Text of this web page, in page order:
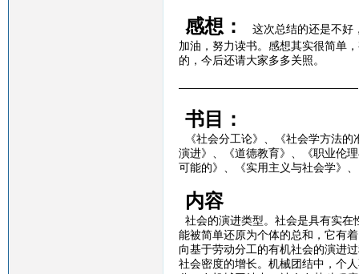
感想：
这次总结的还是不好
加油，努力读书。感想其实很简单
的，今后还请大家多多关照。
————————————————
书目：
《社会分工论》、《社会学方法的
演进》、《道德教育》、《职业伦
可能的》、《实用主义与社会学》
内容
社会的演进类型。社会是具有实在
能被简单还原为个体的总和，它有
向基于劳动分工的有机社会的演进
社会密度的增长。机械团结中，个